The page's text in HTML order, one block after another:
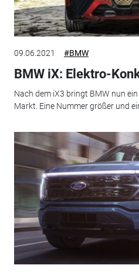
09.06.2021 #BMW
BMW iX: Elektro-
Nach dem iX3 bringt BMW nun
Markt. Eine Nummer größer und